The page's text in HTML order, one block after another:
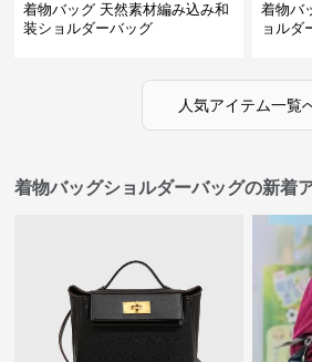
着物バッグ 天然素材編み込み和
装ショルダーバッグ
着物バ
ョルダ
人気アイテム一覧
着物バッグショルダーバッグの新着